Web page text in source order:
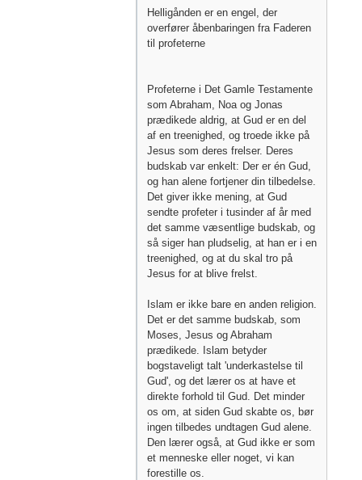
Helligånden er en engel, der
overfører åbenbaringen fra Faderen
til profeterne
Profeterne i Det Gamle Testamente
som Abraham, Noa og Jonas
prædikede aldrig, at Gud er en del
af en treenighed, og troede ikke på
Jesus som deres frelser. Deres
budskab var enkelt: Der er én Gud,
og han alene fortjener din tilbedelse.
Det giver ikke mening, at Gud
sendte profeter i tusinder af år med
det samme væsentlige budskab, og
så siger han pludselig, at han er i en
treenighed, og at du skal tro på
Jesus for at blive frelst.
Islam er ikke bare en anden religion.
Det er det samme budskab, som
Moses, Jesus og Abraham
prædikede. Islam betyder
bogstaveligt talt 'underkastelse til
Gud', og det lærer os at have et
direkte forhold til Gud. Det minder
os om, at siden Gud skabte os, bør
ingen tilbedes undtagen Gud alene.
Den lærer også, at Gud ikke er som
et menneske eller noget, vi kan
forestille os.